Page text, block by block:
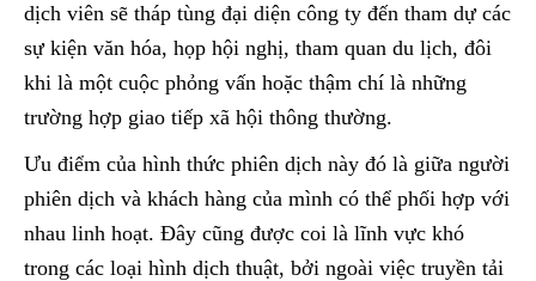
dịch viên sẽ tháp tùng đại diện công ty đến tham dự các
sự kiện văn hóa, họp hội nghị, tham quan du lịch, đôi
khi là một cuộc phỏng vấn hoặc thậm chí là những
trường hợp giao tiếp xã hội thông thường.
Ưu điểm của hình thức phiên dịch này đó là giữa người
phiên dịch và khách hàng của mình có thể phối hợp với
nhau linh hoạt. Đây cũng được coi là lĩnh vực khó
trong các loại hình dịch thuật, bởi ngoài việc truyền tải